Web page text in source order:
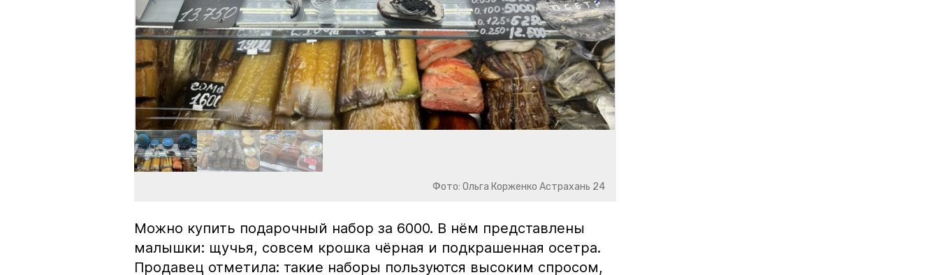
Фото: Ольга Корженко Астрахань 24
Можно купить подарочный набор за 6000. В нём представлены
малышки: щучья, совсем крошка чёрная и подкрашенная осетра.
Продавец отметила: такие наборы пользуются высоким спросом,